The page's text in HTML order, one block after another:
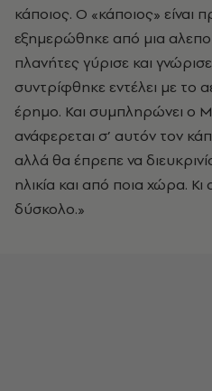
κάποιος. Ο «κάποιος» είναι
εξημερώθηκε από μια
πλανήτες γύρισε και
συντρίφθηκε εντέλει με το
έρημο. Και συμπληρώνει ο
ανάφερεται σ’ αυτόν τον
αλλά θα έπρεπε να
ηλικία και από ποια χώρα.
δύσκολο.»